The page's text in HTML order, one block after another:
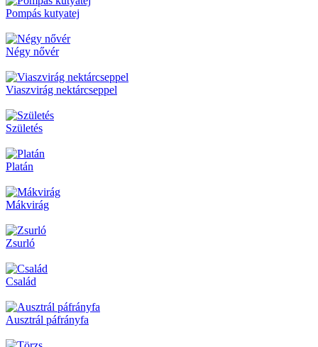
Pompás kutyatej
Négy nővér
Viaszvirág nektárcseppel
Születés
Platán
Mákvirág
Zsurló
Család
Ausztrál páfrányfa